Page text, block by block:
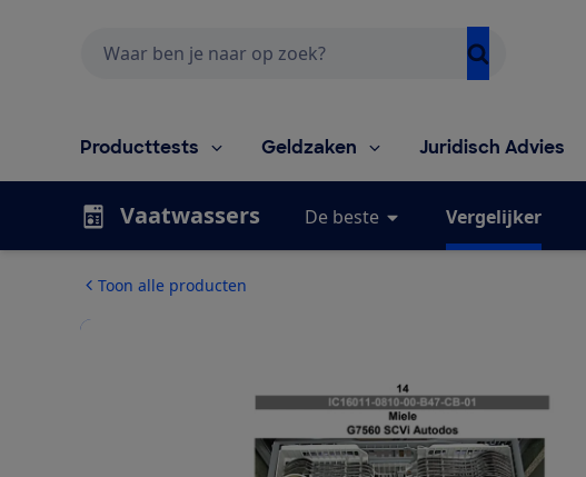
Producttests Geldzaken Juridisch Advies
Vaatwassers De beste Vergelijker
Toon alle producten